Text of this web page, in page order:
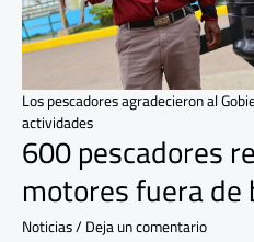
600 pescadores
motores fuera de
Noticias/Deja un comentario
Los pescadores agradecieron al
actividades